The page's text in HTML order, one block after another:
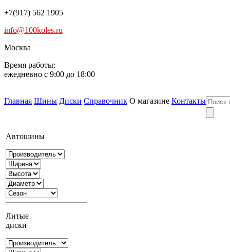
+7(917) 562 1905
info@100koles.ru
Москва
Время работы:
ежедневно с 9:00 до 18:00
Главная Шины Диски Справочник О магазине Контакты
Автошины
Литые
диски